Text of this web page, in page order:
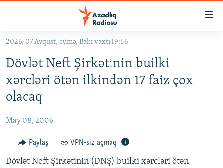
Əsas
qayıt
Əsas
naviqasiyaya
qayıt
KORRUPSIOMETR
#ƏSLINDƏ
FƏRQƏ BAX
QANUNI DOĞRU
ARAŞDIRMA
2026, 07 Avqust, cümə, Bakı vaxtı 19:56
Dövlət Neft Şirkətinin builki
xərcləri ötən ilkindən 17 faiz çox
olacaq
May 08, 2006
Paylaş VPN-siz açmaq
Dövlət Neft Şirkətinin (DNŞ) builki xərcləri ötən